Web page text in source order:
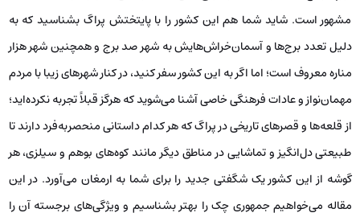
مشهور است. شاید شما هم این کشور را با پایتختش پراگ بشناسید که به
دلیل تعدد برج‌ها و آسمان‌خراش‌هایش به شهر صد برج و همچنین شهر هزار
مناره معروف است؛ اما اگر به این کشور سفر کنید، در کنار شهرهای زیبا با مردم
مهمان‌نواز و عادات فرهنگی خاصی آشنا می‌شوید که هرگز قبلاً تجربه نکرده‌اید؛
از قلعه‌ها و قصرهای تاریخی در پراگ که هر کدام داستانی منحصربه‌فرد دارند تا
طبیعتی دل‌انگیز و تماشایی در مناطق دیگر مانند کوه‌های بوهم و سیلزی، هر
گوشه از این کشور یک شگفتی جدید را برای شما به ارمغان می‌آورد. در این
مقاله می‌خواهیم جمهوری چک را بهتر بشناسیم و ویژگی‌های برجسته آن را